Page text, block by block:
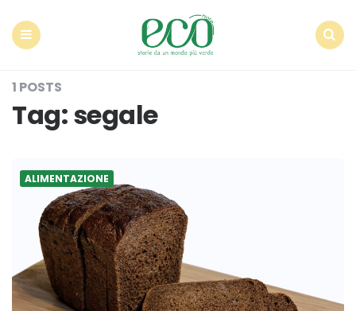
1 POSTS
Tag:segale
ALIMENTAZIONE